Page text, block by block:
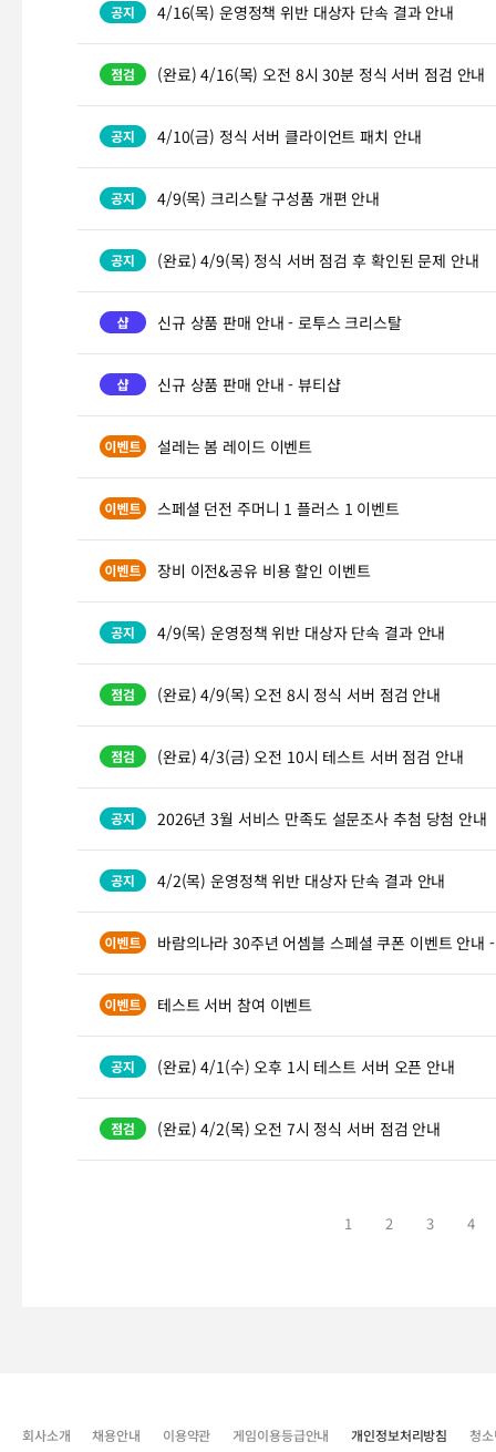
4/16(목) 운영정책 위반 대상자 단속 결과 안내
(완료) 4/16(목) 오전 8시 30분 정식 서버 점검 안내
4/10(금) 정식 서버 클라이언트 패치 안내
4/9(목) 크리스탈 구성품 개편 안내
(완료) 4/9(목) 정식 서버 점검 후 확인된 문제 안내
신규 상품 판매 안내 - 로투스 크리스탈
신규 상품 판매 안내 - 뷰티샵
설레는 봄 레이드 이벤트
스페셜 던전 주머니 1 플러스 1 이벤트
장비 이전&공유 비용 할인 이벤트
4/9(목) 운영정책 위반 대상자 단속 결과 안내
(완료) 4/9(목) 오전 8시 정식 서버 점검 안내
(완료) 4/3(금) 오전 10시 테스트 서버 점검 안내
2026년 3월 서비스 만족도 설문조사 추첨 당첨 안내
4/2(목) 운영정책 위반 대상자 단속 결과 안내
바람의나라 30주년 어셈블 스페셜 쿠폰 이벤트 안내
테스트 서버 참여 이벤트
(완료) 4/1(수) 오후 1시 테스트 서버 오픈 안내
(완료) 4/2(목) 오전 7시 정식 서버 점검 안내
1 2 3 4
회사소개 채용안내 이용약관 게임이용등급안내 개인정보처리방침 청